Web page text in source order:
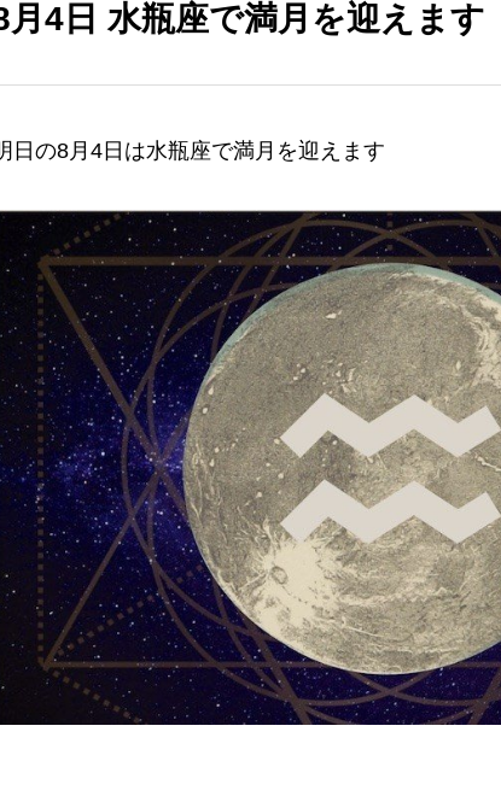
月4日 水瓶座で満月を迎えます
日の8月4日は水瓶座で満月を迎えます